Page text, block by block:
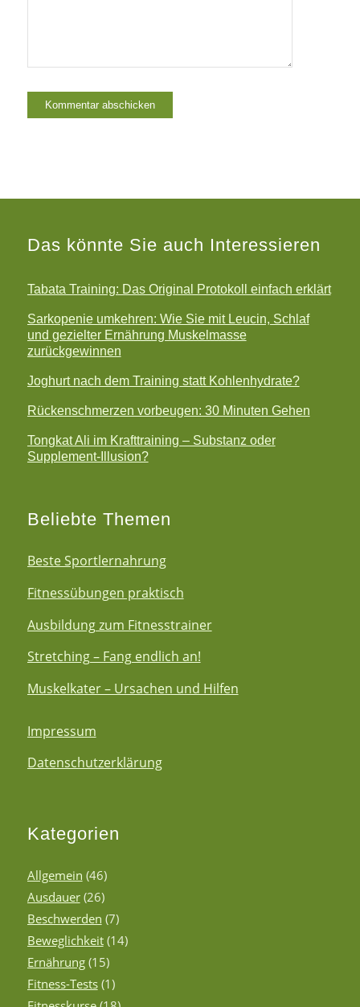
Das könnte Sie auch Interessieren
Tabata Training: Das Original Protokoll einfach erklärt
Sarkopenie umkehren: Wie Sie mit Leucin, Schlaf
und gezielter Ernährung Muskelmasse
zurückgewinnen
Joghurt nach dem Training statt Kohlenhydrate?
Rückenschmerzen vorbeugen: 30 Minuten Gehen
Tongkat Ali im Krafttraining – Substanz oder
Supplement-Illusion?
Beliebte Themen
Beste Sportlernahrung
Fitnessübungen praktisch
Ausbildung zum Fitnesstrainer
Stretching – Fang endlich an!
Muskelkater – Ursachen und Hilfen
Impressum
Datenschutzerklärung
Kategorien
Allgemein (46)
Ausdauer(26)
Beschwerden (7)
Beweglichkeit(14)
Ernährung(15)
Fitness-Tests(1)